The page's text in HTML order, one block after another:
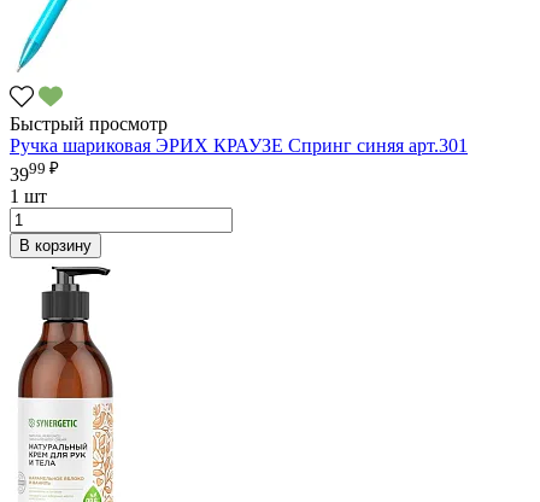
Быстрый просмотр
Ручка шариковая ЭРИХ КРАУЗЕ Спринг синяя арт.301
3999 ₽
1 шт
В корзину